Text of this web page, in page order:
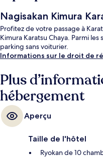
Nagisakan Kimura
Profitez de votre passage à
Kimura Karatsu Chaya. Parmi
parking sans voiturier.
Informations sur le droit de
Plus
hébergement
Aperçu
Taille de l'hôtel
Ryokan de 10